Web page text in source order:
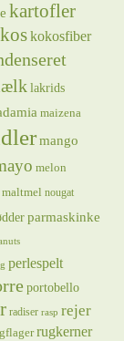
kartofler
kokosfiber
lakrids
maizena
mango
melon
nougat
parmaskinke
perlespelt
portobello
radiser rasp rejer
rugkerner